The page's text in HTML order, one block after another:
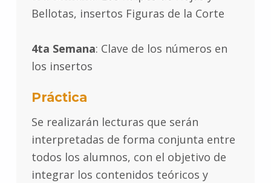
Bellotas, insertos Figuras de la Corte
4ta Semana: Clave de los números en
los insertos
Práctica
Se realizarán lecturas que serán
interpretadas de forma conjunta entre
todos los alumnos, con el objetivo de
integrar los contenidos teóricos y